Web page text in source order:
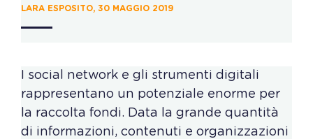
LARA ESPOSITO, 30 MAGGIO 2019
I social network e gli strumenti digitali
rappresentano un potenziale enorme per
la raccolta fondi. Data la grande quantità
di informazioni, contenuti e organizzazioni